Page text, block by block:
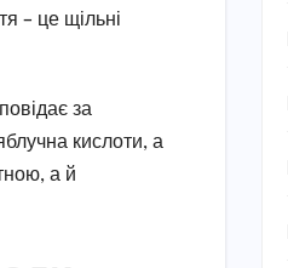
– це щільні
за
кислоти, а
а й